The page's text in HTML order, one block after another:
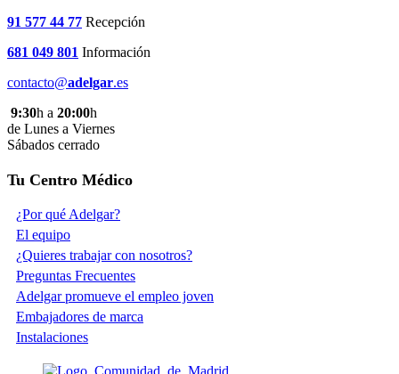
91 577 44 77 Recepción
681 049 801 Información
contacto@adelgar.es
9:30h a 20:00h
de Lunes a Viernes
Sábados cerrado
Tu Centro Médico
¿Por qué Adelgar?
El equipo
¿Quieres trabajar con nosotros?
Preguntas Frecuentes
Adelgar promueve el empleo joven
Embajadores de marca
Instalaciones